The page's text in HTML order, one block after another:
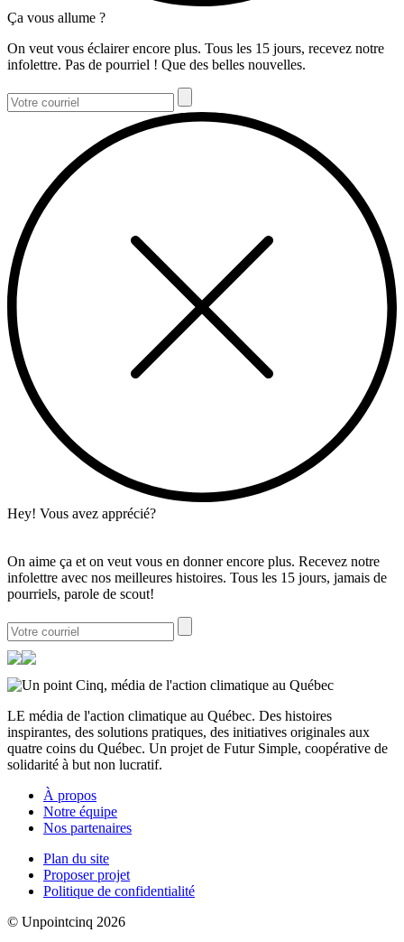
Ça vous allume ?
On veut vous éclairer encore plus. Tous les 15 jours, recevez notre
infolettre. Pas de pourriel ! Que des belles nouvelles.
Hey! Vous avez apprécié?
On aime ça et on veut vous en donner encore plus. Recevez notre
infolettre avec nos meilleures histoires. Tous les 15 jours, jamais de
pourriels, parole de scout!
LE média de l'action climatique au Québec. Des histoires
inspirantes, des solutions pratiques, des initiatives originales aux
quatre coins du Québec. Un projet de Futur Simple, coopérative de
solidarité à but non lucratif.
À propos
Notre équipe
Nos partenaires
Plan du site
Proposer projet
Politique de confidentialité
© Unpointcinq 2026